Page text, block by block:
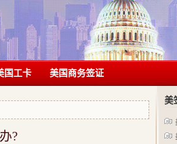
国工卡 美国商务签证
?
美